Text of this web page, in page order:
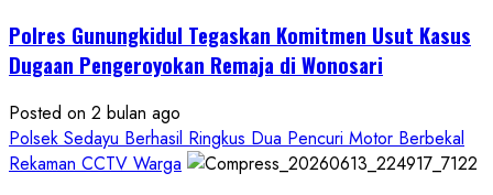
Pelecehan
Seksual:
DIY
Terbitkan
DPO
Polres Gunungkidul Tegaskan Komitmen Usut Kasus
Dugaan Pengeroyokan Remaja di Wonosari
Posted on 2 bulan ago
Polsek Sedayu Berhasil Ringkus Dua Pencuri Motor Berbekal
Rekaman CCTV Warga